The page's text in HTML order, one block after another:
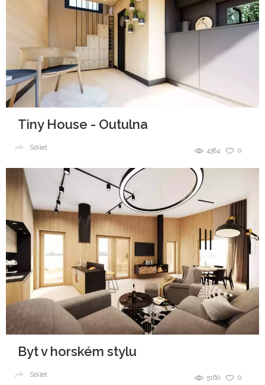
Tiny House - Outulna
0
4384
Sdílet
Byt v horském stylu
0
5160
Sdílet